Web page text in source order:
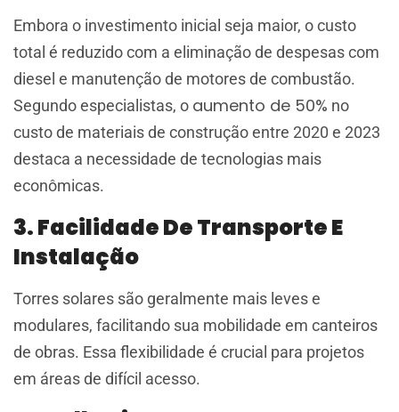
Embora o investimento inicial seja maior, o custo
total é reduzido com a eliminação de despesas com
diesel e manutenção de motores de combustão.
Segundo especialistas, o aumento de 50% no
custo de materiais de construção entre 2020 e 2023
destaca a necessidade de tecnologias mais
econômicas​.
3. Facilidade De Transporte E
Instalação
Torres solares são geralmente mais leves e
modulares, facilitando sua mobilidade em canteiros
de obras. Essa flexibilidade é crucial para projetos
em áreas de difícil acesso.